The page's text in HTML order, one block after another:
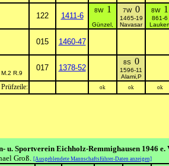
122 1411-6
8W 1
Günzel,
7W 0
1465-19
Navasar
8W 1
861-6
015 1460-47
R.9
017 1378-52
8S 0
1596-11
Alami,P
Prüfzeile: ok ok ok
u. Sportverein Eichholz-Remmighausen 1946 e.
Groß. [Ausgeblendete Mannschaftsführer-Daten anzeigen]